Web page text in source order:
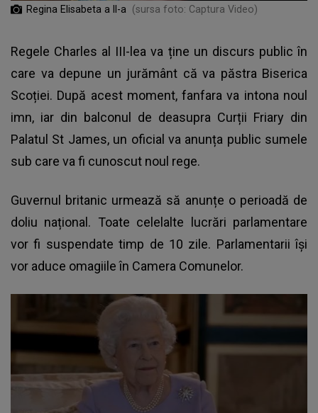
Regina Elisabeta a II-a (sursa foto: Captura Video)
Regele Charles al III-lea va ține un discurs public în
care va depune un jurământ că va păstra Biserica
Scoției. După acest moment, fanfara va intona noul
imn, iar din balconul de deasupra Curții Friary din
Palatul St James, un oficial va anunța public sumele
sub care va fi cunoscut noul rege.
Guvernul britanic urmează să anunțe o perioadă de
doliu național. Toate celelalte lucrări parlamentare
vor fi suspendate timp de 10 zile. Parlamentarii își
vor aduce omagiile în Camera Comunelor.